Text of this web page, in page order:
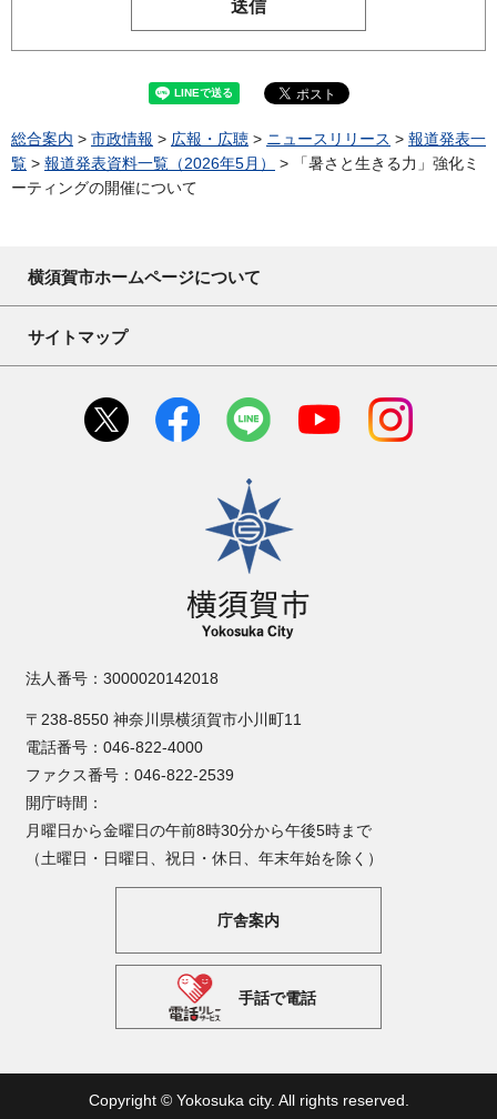
総合案内 > 市政情報 > 広報・広聴 > ニュースリリース > 報道発表一
覧 > 報道発表資料一覧（2026年5月）
> 「暑さと生きる力」強化ミ
ーティングの開催について
横須賀市ホームページについて
サイトマップ
横須賀市
法人番号：3000020142018
〒238-8550 神奈川県横須賀市小川町11
電話番号：046-822-4000
ファクス番号：046-822-2539
開庁時間：
月曜日から金曜日の午前8時30分から午後5時まで
（土曜日・日曜日、祝日・休日、年末年始を除く）
庁舎案内
手話で電話
Copyright © Yokosuka city. All rights reserved.